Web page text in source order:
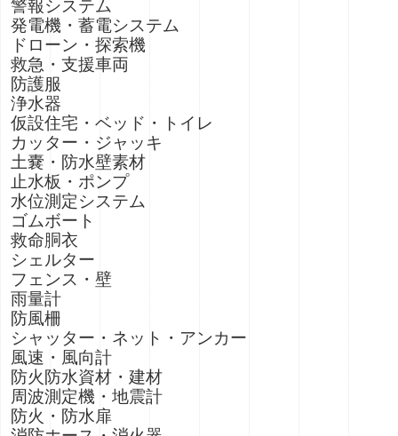
警報システム
発電機・蓄電システム
ドローン・探索機
救急・支援車両
防護服
浄水器
仮設住宅・ベッド・トイレ
カッター・ジャッキ
土嚢・防水壁素材
止水板・ポンプ
水位測定システム
ゴムボート
救命胴衣
シェルター
フェンス・壁
雨量計
防風柵
シャッター・ネット・アンカー
風速・風向計
防火防水資材・建材
周波測定機・地震計
防火・防水扉